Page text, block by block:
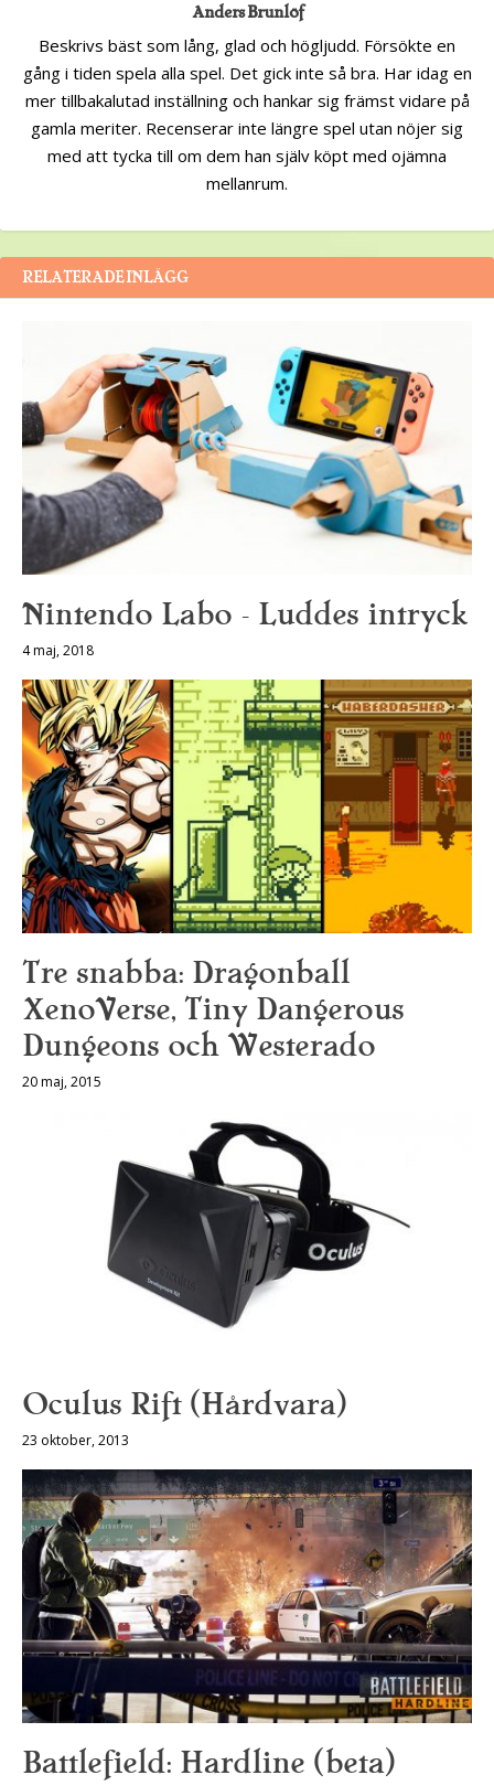
Anders Brunlöf
Beskrivs bäst som lång, glad och högljudd. Försökte en
gång i tiden spela alla spel. Det gick inte så bra. Har idag en
mer tillbakalutad inställning och hankar sig främst vidare på
gamla meriter. Recenserar inte längre spel utan nöjer sig
med att tycka till om dem han själv köpt med ojämna
mellanrum.
RELATERADE INLÄGG
Nintendo Labo – Luddes intryck
4 maj, 2018
Tre snabba: Dragonball
XenoVerse, Tiny Dangerous
Dungeons och Westerado
20 maj, 2015
Oculus Rift (Hårdvara)
23 oktober, 2013
Battlefield: Hardline (beta)